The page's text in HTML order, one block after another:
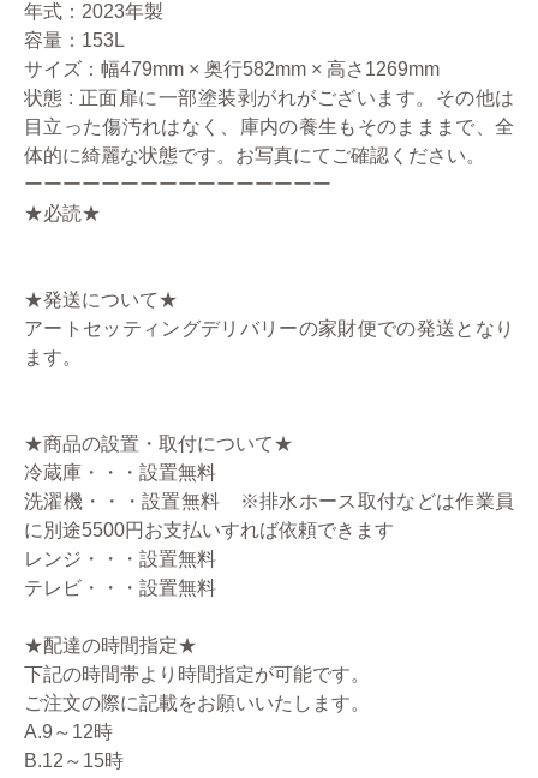
年式：2023年製
容量：153L
サイズ：幅479mm × 奥行582mm × 高さ1269mm
状態 : 正面扉に一部塗装剥がれがございます。その他は
目立った傷汚れはなく、庫内の養生もそのまままで、全
体的に綺麗な状態です。お写真にてご確認ください。
ーーーーーーーーーーーーーーーー
★必読★
★発送について★
アートセッティングデリバリーの家財便での発送となり
ます。
★商品の設置・取付について★
冷蔵庫・・・設置無料
洗濯機・・・設置無料 ※排水ホース取付などは作業員
に別途5500円お支払いすれば依頼できます
レンジ・・・設置無料
テレビ・・・設置無料
★配達の時間指定★
下記の時間帯より時間指定が可能です。
ご注文の際に記載をお願いいたします。
A.9～12時
B.12～15時